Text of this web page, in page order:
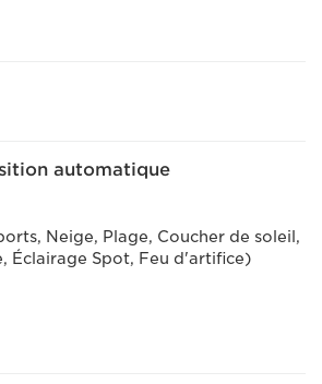
automatique
Neige, Plage, Coucher de soleil,
Éclairage Spot, Feu d'artifice)